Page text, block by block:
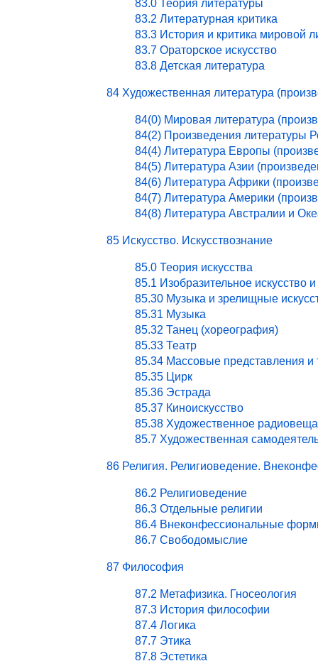
83.0 Теория литературы
83.2 Литературная критика
83.3 История и критика мировой
83.7 Ораторское искусство
83.8 Детская литература
84 Художественная литература
84(0) Мировая литература
84(2) Произведения литературы
84(4) Литература Европы
84(5) Литература Азии
84(6) Литература Африки
84(7) Литература Америки
84(8) Литература Австралии и
85 Искусство. Искусствознание
85.0 Теория искусства
85.1 Изобразительное искусство и
85.30 Музыка и зрелищные
85.31 Музыка
85.32 Танец (хореография)
85.33 Театр
85.34 Массовые представления и
85.35 Цирк
85.36 Эстрада
85.37 Киноискусство
85.38 Художественное
85.7 Художественная
86 Религия. Религиоведение.
86.2 Религиоведение
86.3 Отдельные религии
86.4 Внеконфессиональные
86.7 Свободомыслие
87 Философия
87.2 Метафизика. Гносеология
87.3 История философии
87.4 Логика
87.7 Этика
87.8 Эстетика